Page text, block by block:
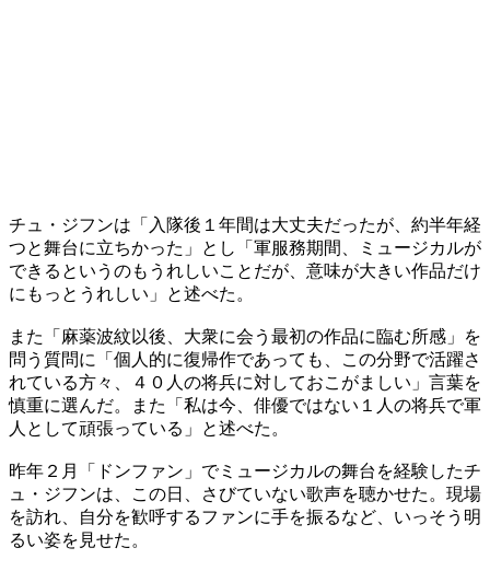
チュ・ジフンは「入隊後１年間は大丈夫だったが、約半年経
つと舞台に立ちかった」とし「軍服務期間、ミュージカルが
できるというのもうれしいことだが、意味が大きい作品だけ
にもっとうれしい」と述べた。
また「麻薬波紋以後、大衆に会う最初の作品に臨む所感」を
問う質問に「個人的に復帰作であっても、この分野で活躍さ
れている方々、４０人の将兵に対しておこがましい」言葉を
慎重に選んだ。また「私は今、俳優ではない１人の将兵で軍
人として頑張っている」と述べた。
昨年２月「ドンファン」でミュージカルの舞台を経験したチ
ュ・ジフンは、この日、さびていない歌声を聴かせた。現場
を訪れ、自分を歓呼するファンに手を振るなど、いっそう明
るい姿を見せた。